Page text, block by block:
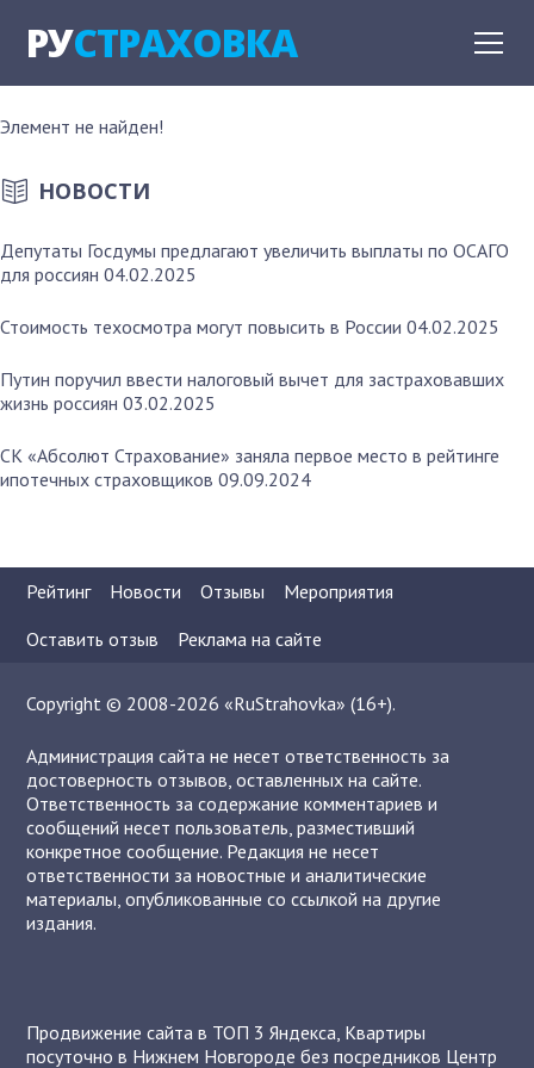
РУСТРАХОВКА
Элемент не найден!
НОВОСТИ
Депутаты Госдумы предлагают увеличить выплаты по ОСАГО
для россиян 04.02.2025
Стоимость техосмотра могут повысить в России 04.02.2025
Путин поручил ввести налоговый вычет для застраховавших
жизнь россиян 03.02.2025
СК «Абсолют Страхование» заняла первое место в рейтинге
ипотечных страховщиков 09.09.2024
Рейтинг Новости Отзывы
Мероприятия
Оставить отзыв
Реклама на сайте
Copyright © 2008-2026 «RuStrahovka» (16+).
Администрация сайта не несет ответственность за
достоверность отзывов, оставленных на сайте.
Ответственность за содержание комментариев и
сообщений несет пользователь, разместивший
конкретное сообщение. Редакция не несет
ответственности за новостные и аналитические
материалы, опубликованные со ссылкой на другие
издания.
Продвижение сайта в ТОП 3 Яндекса, Квартиры
посуточно в Нижнем Новгороде без посредников Центр